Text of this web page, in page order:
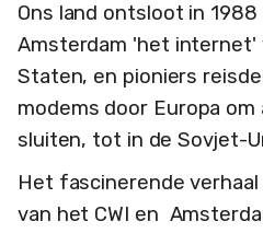
Ons land ontsloot in
Amsterdam 'het internet'
Staten, en pioniers
modems door Europa
sluiten, tot in de Sovjet-
Het fascinerende
van het CWI en